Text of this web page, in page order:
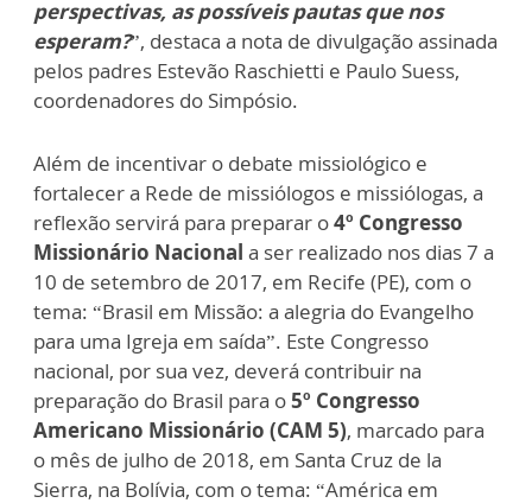
perspectivas, as possíveis pautas que nos
esperam?”, destaca a nota de divulgação assinada
pelos padres Estevão Raschietti e Paulo Suess,
coordenadores do Simpósio.
Além de incentivar o debate missiológico e
fortalecer a Rede de missiólogos e missiólogas, a
reflexão servirá para preparar o4º Congresso
Missionário Nacional a ser realizado nos dias 7 a
10 de setembro de 2017, em Recife (PE), com o
tema: “Brasil em Missão: a alegria do Evangelho
para uma Igreja em saída”. Este Congresso
nacional, por sua vez, deverá contribuir na
preparação do Brasil para o5º Congresso
Americano Missionário (CAM 5), marcado para
o mês de julho de 2018, em Santa Cruz de la
Sierra, na Bolívia, com o tema: “América em